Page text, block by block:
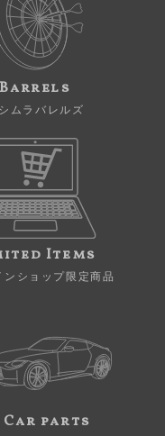
Barrels
ムラバレルズ
Items
ンショップ限定商品
Car parts